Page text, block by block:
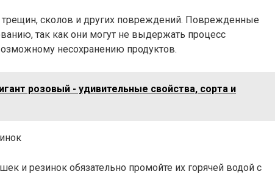
трещин, сколов и других повреждений. Поврежденные
так как они могут не выдержать процесс
несохранению продуктов.
розовый - удивительные свойства, сорта и
и резинок обязательно промойте их горячей водой с